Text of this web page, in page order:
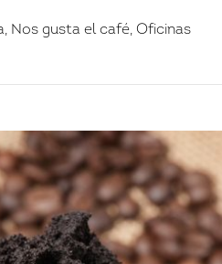
, Nos gusta el café, Oficinas
una cuenta.